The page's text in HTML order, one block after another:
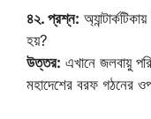
৪২. প্রশ্ন:
হয়?
উত্তর: এখানে জলবায়ু
মহাদেশের বরফ গঠনের